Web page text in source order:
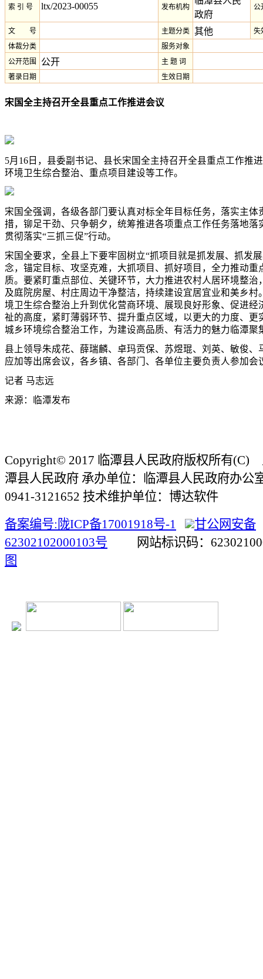
索 引 号 ltx/2023-00055 发布机构
政府
公
文 号 主题分类 其他
失
体裁分类
服务对象
公开范围
公开
主 题 词
著录日期
生效日期
宋国全主持召开全县重点工作推进会议
5月16日，县委副书记、县长宋国全主持召开全县重点工作推
环境卫生综合整治、重点项目建设等工作。
宋国全强调，各级各部门要认真对标全年目标任务，落实主体
措，铆足干劲、只争朝夕，统筹推进各项重点工作任务落地落
贯彻落实“三抓三促”行动。
宋国全要求，全县上下要牢固树立“抓项目就是抓发展、抓发
念，锚定目标、攻坚克难，大抓项目、抓好项目，全力推动重
质。要紧盯重点部位、关键环节，大力推进农村人居环境整治
及庭院房屋、村庄周边干净整洁，持续建设宜居宜业和美乡村
境卫生综合整治上升到优化营商环境、展现良好形象、促进经
祉的高度，紧盯薄弱环节、提升重点区域，以更大的力度、更
城乡环境综合整治工作，为建设高品质、有活力的魅力临潭聚
县上领导朱成花、薛瑞麟、卓玛贡保、苏煜琨、刘英、敏俊、
应加等出席会议，各乡镇、各部门、各单位主要负责人参加会
记者 马志远
来源：临潭发布
Copyright© 2017 临潭县人民政府版权所有(C)
潭县人民政府 承办单位：临潭县人民政府办
0941-3121652 技术维护单位：博达软件
备案编号:陇ICP备17001918号-1
甘公网安备
62302102000103号 网站标识码：
图